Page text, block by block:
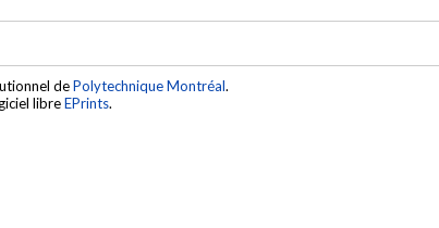
dePolytechnique Montréal.
libreEPrints.